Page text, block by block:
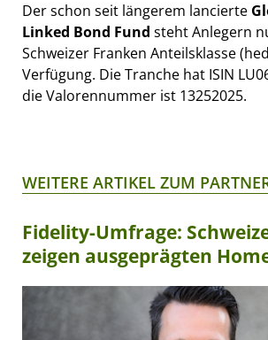
Der schon seit längerem lancierte
Linked Bond Fund steht Anlegern
Schweizer Franken Anteilsklasse
Verfügung. Die Tranche hat ISIN
die Valorennummer ist 13252025.
WEITERE ARTIKEL ZUM
Fidelity-Umfrage:
zeigen ausgeprägten